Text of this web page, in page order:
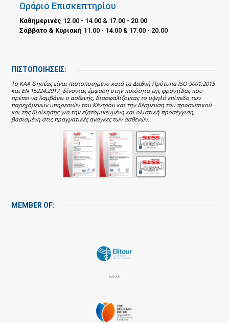
Ωράριο Επισκεπτηρίου
Καθημερινές 12.00 - 14.00 & 17.00 - 20.00
Σάββατο & Κυριακή 11.00 - 14.00 & 17.00 - 20.00
ΠΙΣΤΟΠΟΙΗΣΕΙΣ:
Το ΚΑΑ Θησέας είναι πιστοποιημένο κατά τα Διεθνή Πρότυπα ISO 9001:2015
και EN 15224:2017, δίνοντας έμφαση στην ποιότητα της φροντίδας που
πρέπει να λαμβάνει ο ασθενής, διασφαλίζοντας το υψηλό επίπεδο των
παρεχόμενων υπηρεσιών του Κέντρου και την δέσμευση του προσωπικού
και της διοίκησης για την εξατομικευμένη και ολιστική προσέγγιση,
βασισμένη στις πραγματικές ανάγκες των ασθενών.
MEMBER OF:
ELITOUR